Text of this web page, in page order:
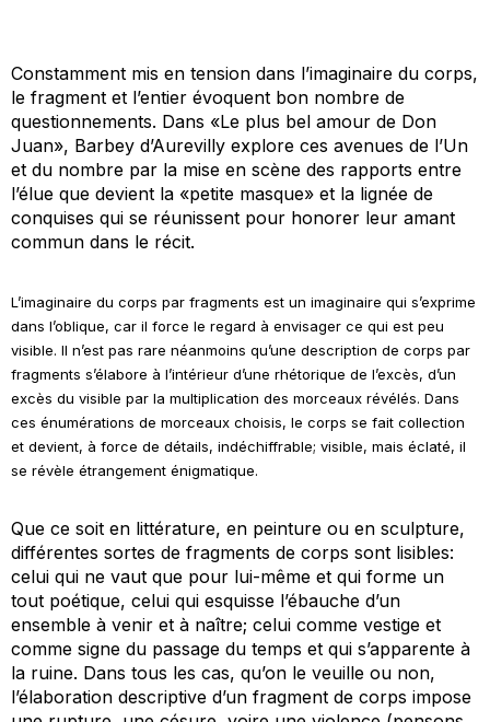
Constamment mis en tension dans l’imaginaire du corps,
le fragment et l’entier évoquent bon nombre de
questionnements. Dans «Le plus bel amour de Don
Juan», Barbey d’Aurevilly explore ces avenues de l’Un
et du nombre par la mise en scène des rapports entre
l’élue que devient la «petite masque» et la lignée de
conquises qui se réunissent pour honorer leur amant
commun dans le récit.
L’imaginaire du corps par fragments est un imaginaire qui s’exprime
dans l’oblique, car il force le regard à envisager ce qui est peu
visible. Il n’est pas rare néanmoins qu’une description de corps par
fragments s’élabore à l’intérieur d’une rhétorique de l’excès, d’un
excès du visible par la multiplication des morceaux révélés. Dans
ces énumérations de morceaux choisis, le corps se fait collection
et devient, à force de détails, indéchiffrable; visible, mais éclaté, il
se révèle étrangement énigmatique.
Que ce soit en littérature, en peinture ou en sculpture,
différentes sortes de fragments de corps sont lisibles:
celui qui ne vaut que pour lui-même et qui forme un
tout poétique, celui qui esquisse l’ébauche d’un
ensemble à venir et à naître; celui comme vestige et
comme signe du passage du temps et qui s’apparente à
la ruine. Dans tous les cas, qu’on le veuille ou non,
l’élaboration descriptive d’un fragment de corps impose